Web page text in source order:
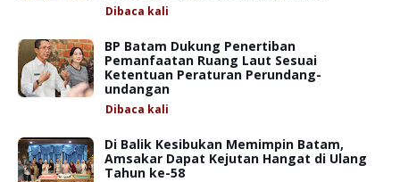
Dibaca kali
BP Batam Dukung Penertiban
Pemanfaatan Ruang Laut Sesuai
Ketentuan Peraturan Perundang-
undangan
Dibaca kali
Di Balik Kesibukan Memimpin Batam,
Amsakar Dapat Kejutan Hangat di Ulang
Tahun ke-58